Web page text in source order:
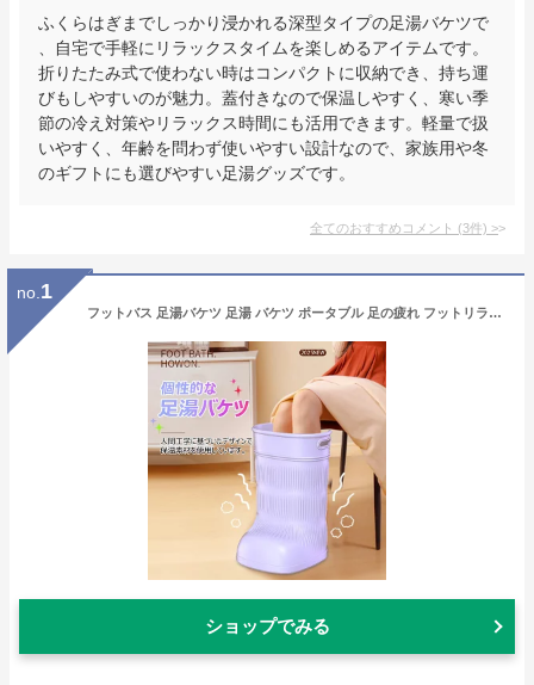
ふくらはぎまでしっかり浸かれる深型タイプの足湯バケツで
、自宅で手軽にリラックスタイムを楽しめるアイテムです。
折りたたみ式で使わない時はコンパクトに収納でき、持ち運
びもしやすいのが魅力。蓋付きなので保温しやすく、寒い季
節の冷え対策やリラックス時間にも活用できます。軽量で扱
いやすく、年齢を問わず使いやすい設計なので、家族用や冬
のギフトにも選びやすい足湯グッズです。
全てのおすすめコメント (3件) >
no. 1
フットバス 足湯バケツ 足湯 バケツ ポータブル 足の疲れ フットリラックス ふくらはぎ 足浴 リラックス 持ち運び 出張 旅行 キャンプ 介護 防災 人間工学 保温 冬 ギフト プレゼント
ショップでみる